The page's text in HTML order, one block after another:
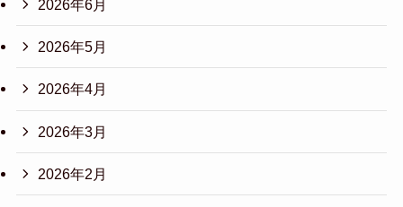
2026年6月
2026年5月
2026年4月
2026年3月
2026年2月